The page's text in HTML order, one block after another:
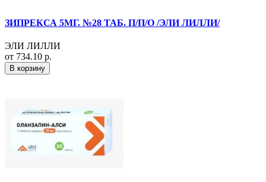
ЗИПРЕКСА 5МГ. №28 ТАБ. П/П/О /ЭЛИ ЛИЛЛИ/
ЭЛИ ЛИЛЛИ
от 734.10 р.
В корзину